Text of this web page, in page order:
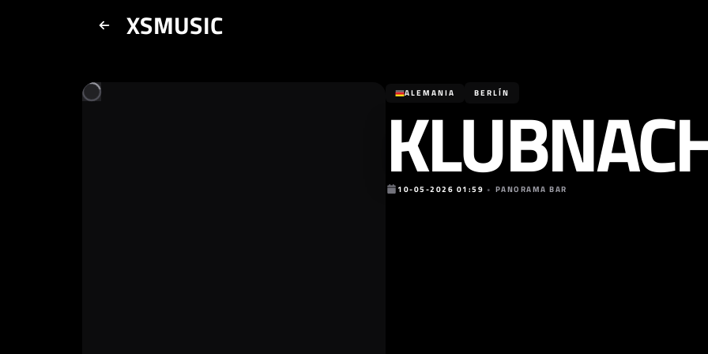
XSMUSIC
ALEMANIA BERLÍN
10-05-2026 01:59 • PANORAMA BAR